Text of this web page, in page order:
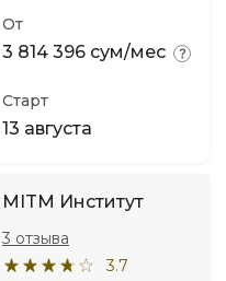
От
3 814 396 сум/мес
Старт
13 августа
MITM Институт
3.7
3 отзыва